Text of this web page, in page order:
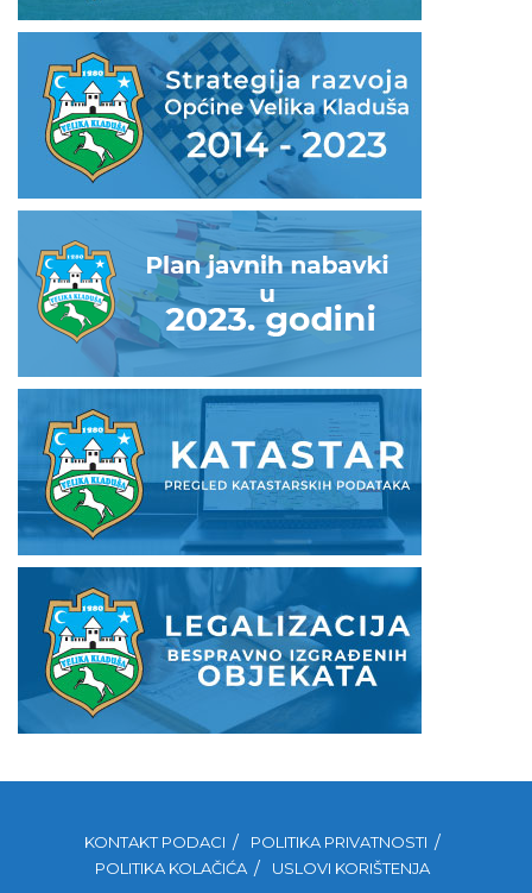
KONTAKT PODACI
POLITIKA PRIVATNOSTI
POLITIKA KOLAČIĆA
USLOVI KORIŠTENJA